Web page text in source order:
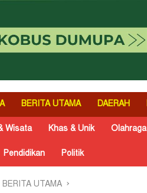
BERITA UTAMA DAERAH
Wisata Khas & Unik Olahraga
Pendidikan Politik
BERITA UTAMA